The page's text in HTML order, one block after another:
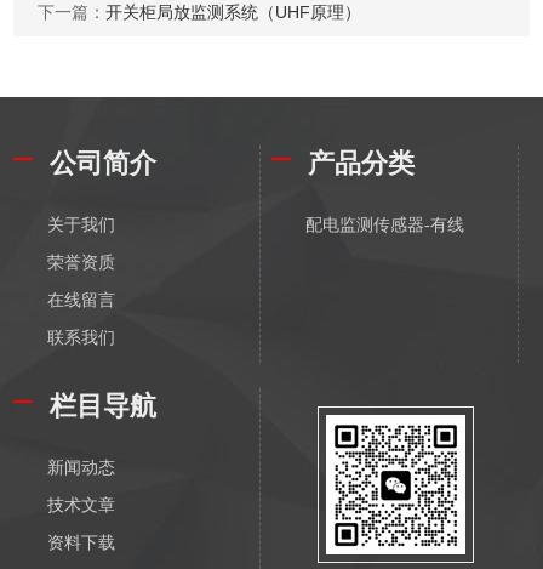
下一篇：开关柜局放监测系统（UHF原理）
公司简介
关于我们
荣誉资质
在线留言
联系我们
产品分类
配电监测传感器-有线
栏目导航
新闻动态
技术文章
资料下载